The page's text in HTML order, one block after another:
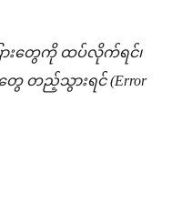
ြားတွေကို ထပ်လိုက်ရင်၊
တည့်သွားရင် (Error